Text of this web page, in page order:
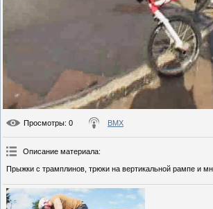
Просмотры: 0 BMX
Описание материала:
Прыжки с трамплинов, трюки на вертикальной рампе и